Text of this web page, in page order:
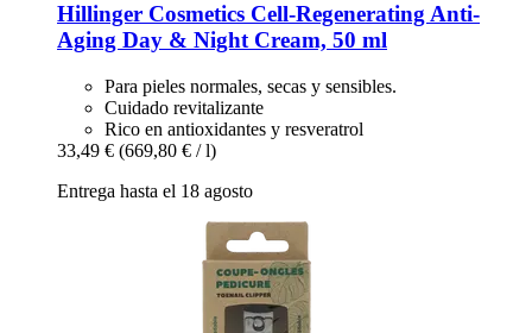
Hillinger Cosmetics Cell-​Regenerating Anti-​
Aging Day & Night Cream, 50 ml
Para pieles normales, secas y sensibles.
Cuidado revitalizante
Rico en antioxidantes y resveratrol
33,49 € (669,80 € / l)
Entrega hasta el 18 agosto